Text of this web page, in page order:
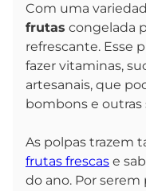
Com uma
frutas congelada
refrescante. Esse
fazer vitaminas,
artesanais, que
bombons e outras
As polpas trazem
frutas frescas e
do ano. Por